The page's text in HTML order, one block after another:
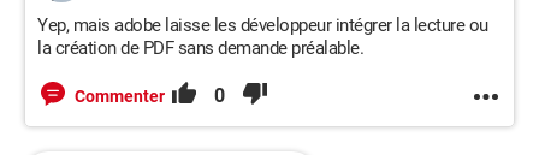
Yep, mais adobe laisse les développeur intégrer la lecture ou
la création de PDF sans demande préalable.
Commenter 0